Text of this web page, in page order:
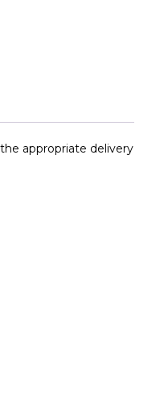
appropriate delivery